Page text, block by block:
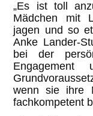
„Es ist toll
Mädchen mit
jagen und so
Anke Lander-
bei der
Engagement
wenn sie ihre
fachkompetent